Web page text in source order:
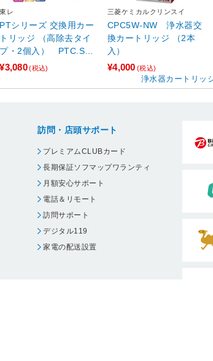
東レ
PTシリーズ 交換用カー
トリッジ （高除去タイ
プ・2個入） PTC.SV
2J
¥3,080(税込)
三菱ケミカルクリンスイ
CPC5W-NW 浄水器交
換カートリッジ （2本
入）
¥4,000 (税込)
浄水器カートリッ
訪問・店頭サポート
プレミアムCLUBカード
長期保証ソフマップワランティ
月額安心サポート
電話＆リモート
訪問サポート
デジタル119
家電の配送設置